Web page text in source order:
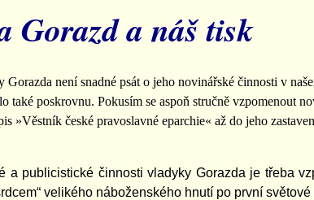
Gorazd a náš tisk
není snadné psát o jeho novinářské činnosti v
také poskrovnu. Pokusím se aspoň stručně vzpomenout
»Věstník české pravoslavné eparchie« až do jeho
a publicistické činnosti vladyky Gorazda je třeba
velikého náboženského hnutí po první